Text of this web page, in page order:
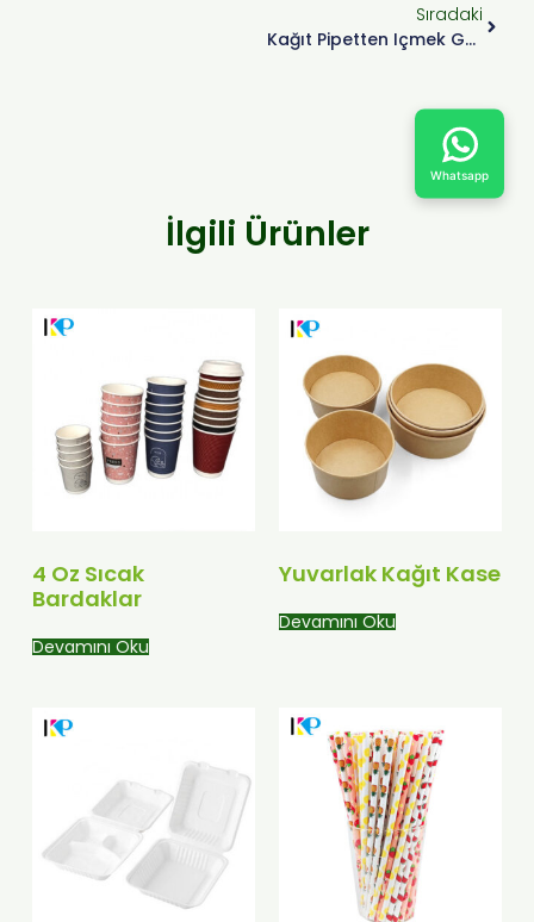
Sıradaki
Kağıt Pipetten Içmek Güvenli Mi?
İlgili Ürünler
4 Oz Sıcak
Bardaklar
Devamını Oku
Yuvarlak Kağıt Kase
Devamını Oku
Whatsapp